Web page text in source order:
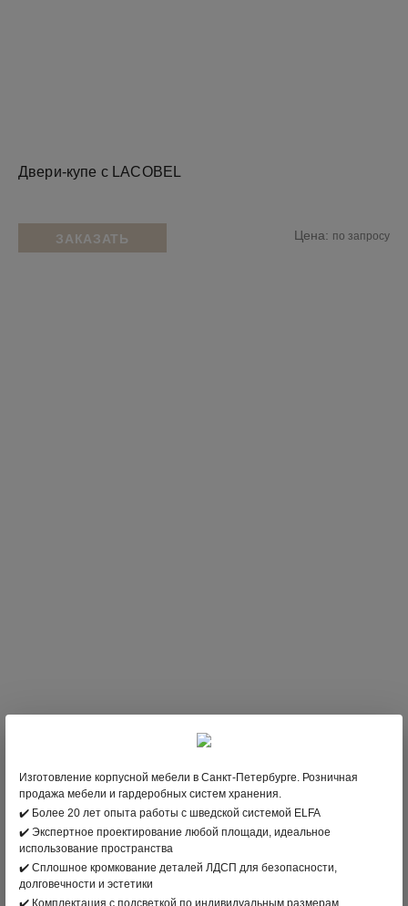
Двери-купе с LACOBEL
ЗАКАЗАТЬ Цена: по запросу
ЗАКАЗАТЬ Цена: 131 361 руб.
Изготовление корпусной мебели в Санкт-Петербурге. Розничная
продажа мебели и гардеробных систем хранения.
✔️ Более 20 лет опыта работы с шведской системой ELFA
✔️ Экспертное проектирование любой площади, идеальное
использование пространства
✔️ Сплошное кромкование деталей ЛДСП для безопасности,
долговечности и эстетики
✔️ Комплектация с подсветкой по индивидуальным размерам